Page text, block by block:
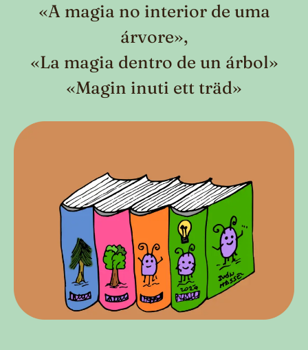
«A magia no interior de uma
árvore»,
«La magia dentro de un árbol»
«Magin inuti ett träd»